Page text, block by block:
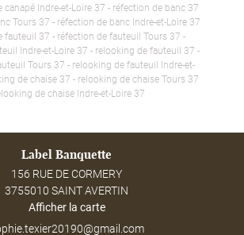
canapé Indre-et-Loire 37 - réfection de banc 37
Tours 37 - réfection de banc Indre-et-Loire 37
fauteuil 37 - réfection de fauteuil Tours 37 -
Indre-et-Loire 37 - relooking de fauteuil 37 -
Tours 37 - relooking de fauteuil Indre-et-
de chaise 37 - relooking de chaise Tours 37
de chaise Indre-et-Loire 37
Label Banquette
156 RUE DE CORMERY
3755010 SAINT AVERTIN
Afficher la carte